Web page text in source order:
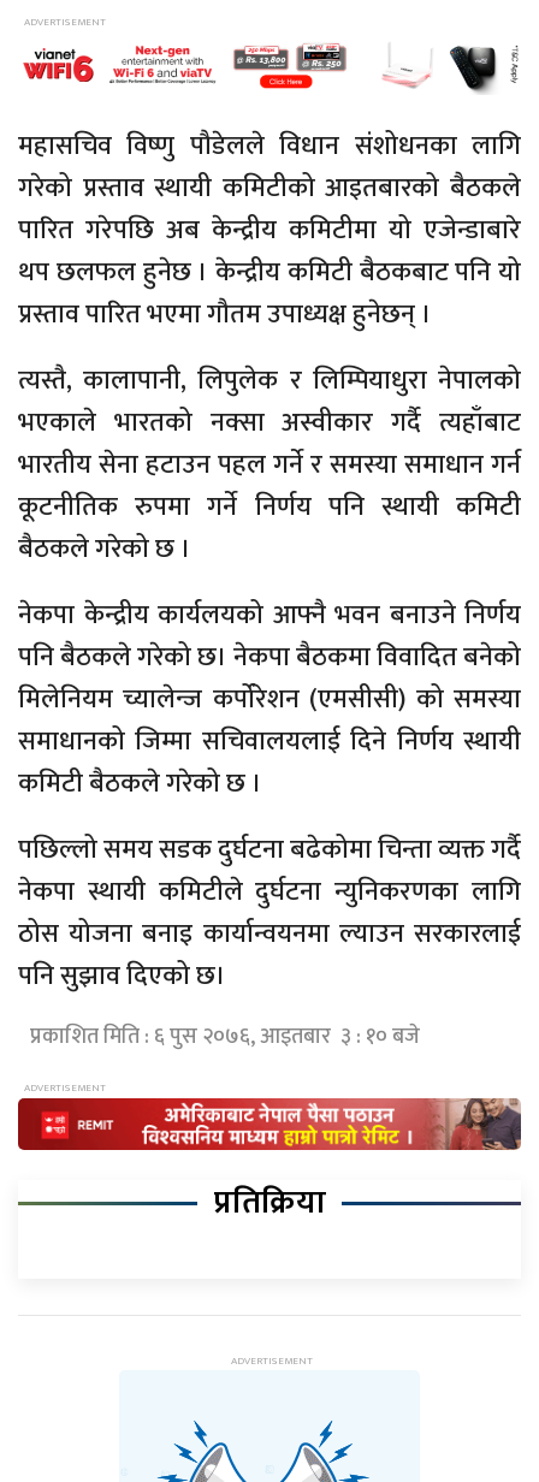
महासचिव विष्णु पौडेलले विधान संशोधनका लागि
गरेको प्रस्ताव स्थायी कमिटीको आइतबारको बैठकले
पारित गरेपछि अब केन्द्रीय कमिटीमा यो एजेन्डाबारे
थप छलफल हुनेछ । केन्द्रीय कमिटी बैठकबाट पनि यो
प्रस्ताव पारित भएमा गौतम उपाध्यक्ष हुनेछन् ।
त्यस्तै, कालापानी, लिपुलेक र लिम्पियाधुरा नेपालको
भएकाले भारतको नक्सा अस्वीकार गर्दै त्यहाँबाट
भारतीय सेना हटाउन पहल गर्ने र समस्या समाधान गर्न
कूटनीतिक रुपमा गर्ने निर्णय पनि स्थायी कमिटी
बैठकले गरेको छ ।
नेकपा केन्द्रीय कार्यलयको आफ्नै भवन बनाउने निर्णय
पनि बैठकले गरेको छ। नेकपा बैठकमा विवादित बनेको
मिलेनियम च्यालेन्ज कर्पोरेशन (एमसीसी) को समस्या
समाधानको जिम्मा सचिवालयलाई दिने निर्णय स्थायी
कमिटी बैठकले गरेको छ ।
पछिल्लो समय सडक दुर्घटना बढेकोमा चिन्ता व्यक्त गर्दै
नेकपा स्थायी कमिटीले दुर्घटना न्युनिकरणका लागि
ठोस योजना बनाइ कार्यान्वयनमा ल्याउन सरकारलाई
पनि सुझाव दिएको छ।
प्रकाशित मिति : ६ पुस २०७६, आइतबार ३ : १० बजे
प्रतिक्रिया